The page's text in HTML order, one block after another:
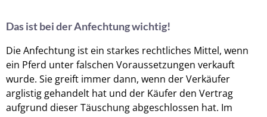
Das ist bei der Anfechtung wichtig!
Die Anfechtung ist ein starkes rechtliches Mittel, wenn
ein Pferd unter falschen Voraussetzungen verkauft
wurde. Sie greift immer dann, wenn der Verkäufer
arglistig gehandelt hat und der Käufer den Vertrag
aufgrund dieser Täuschung abgeschlossen hat. Im